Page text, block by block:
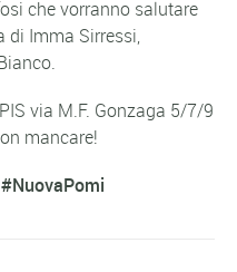
che vorranno salutare
di Imma Sirressi,
via M.F. Gonzaga 5/7/9
mancare!